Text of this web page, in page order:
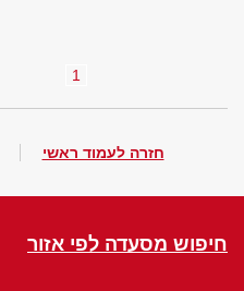
1
חזרה לעמוד ראשי
חיפוש מסעדה לפי אזור